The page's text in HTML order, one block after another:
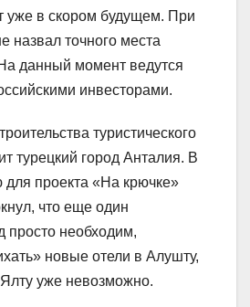
уже в скором будущем. При
назвал точного места
данный момент ведутся
инвесторами.
туристического
турецкий город Анталия. В
проекта «На крючке»
что еще один
просто необходим,
новые отели в Алушту,
уже невозможно.